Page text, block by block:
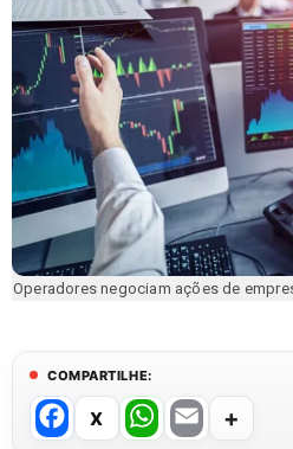
Operadores negociam ações de
COMPARTILHE:
F
W E